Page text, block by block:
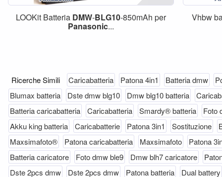
LOOKit Batteria DMW-BLG10-850mAh per
Panasonic...
Vhbw
Ricerche Simili Caricabatteria Patona 4in1 Batteria dmw
Blumax batteria
Dste dmw blg10 Dmw blg10 batteria
Batteria caricabatteria
Caricabatteria Smardy® batteria
Foto
Akku king batteria
Caricabatterie Patona 3in1 Sostituzione
Maxsimafoto®
Patona caricabatteria Maxsimafoto
Patona
Batteria caricatore
Foto dmw ble9 Dmw blh7 caricatore
Dste 2pcs dmw
Dste 2pcs dmw Patona batteria Dual battery